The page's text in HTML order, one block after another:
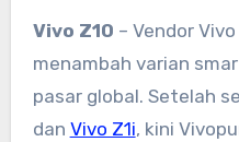
Vivo Z10 – Vendor
menambah varian
pasar global. Setelah
dan Vivo Z1i, kini